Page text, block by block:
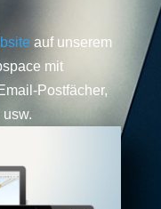
auf unserem
mit
Postfächer,